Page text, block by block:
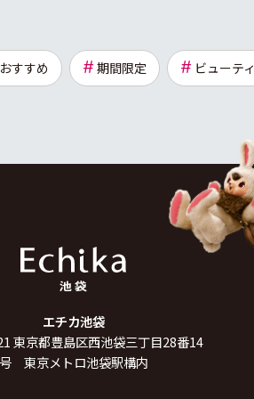
すすめ 期間限定 ビューテ
エチカ池袋
東京都豊島区西池袋三丁目28番14
東京メトロ池袋駅構内